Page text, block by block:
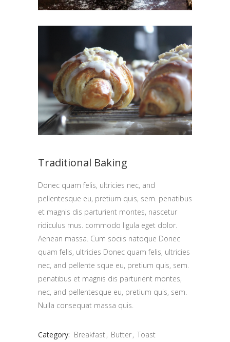
Traditional Baking
Donec quam felis, ultricies nec, and
pellentesque eu, pretium quis, sem. penatibus
et magnis dis parturient montes, nascetur
ridiculus mus. commodo ligula eget dolor.
Aenean massa. Cum sociis natoque Donec
quam felis, ultricies Donec quam felis, ultricies
nec, and pellente sque eu, pretium quis, sem.
penatibus et magnis dis parturient montes,
nec, and pellentesque eu, pretium quis, sem.
Nulla consequat massa quis.
Category: Breakfast Butter Toast